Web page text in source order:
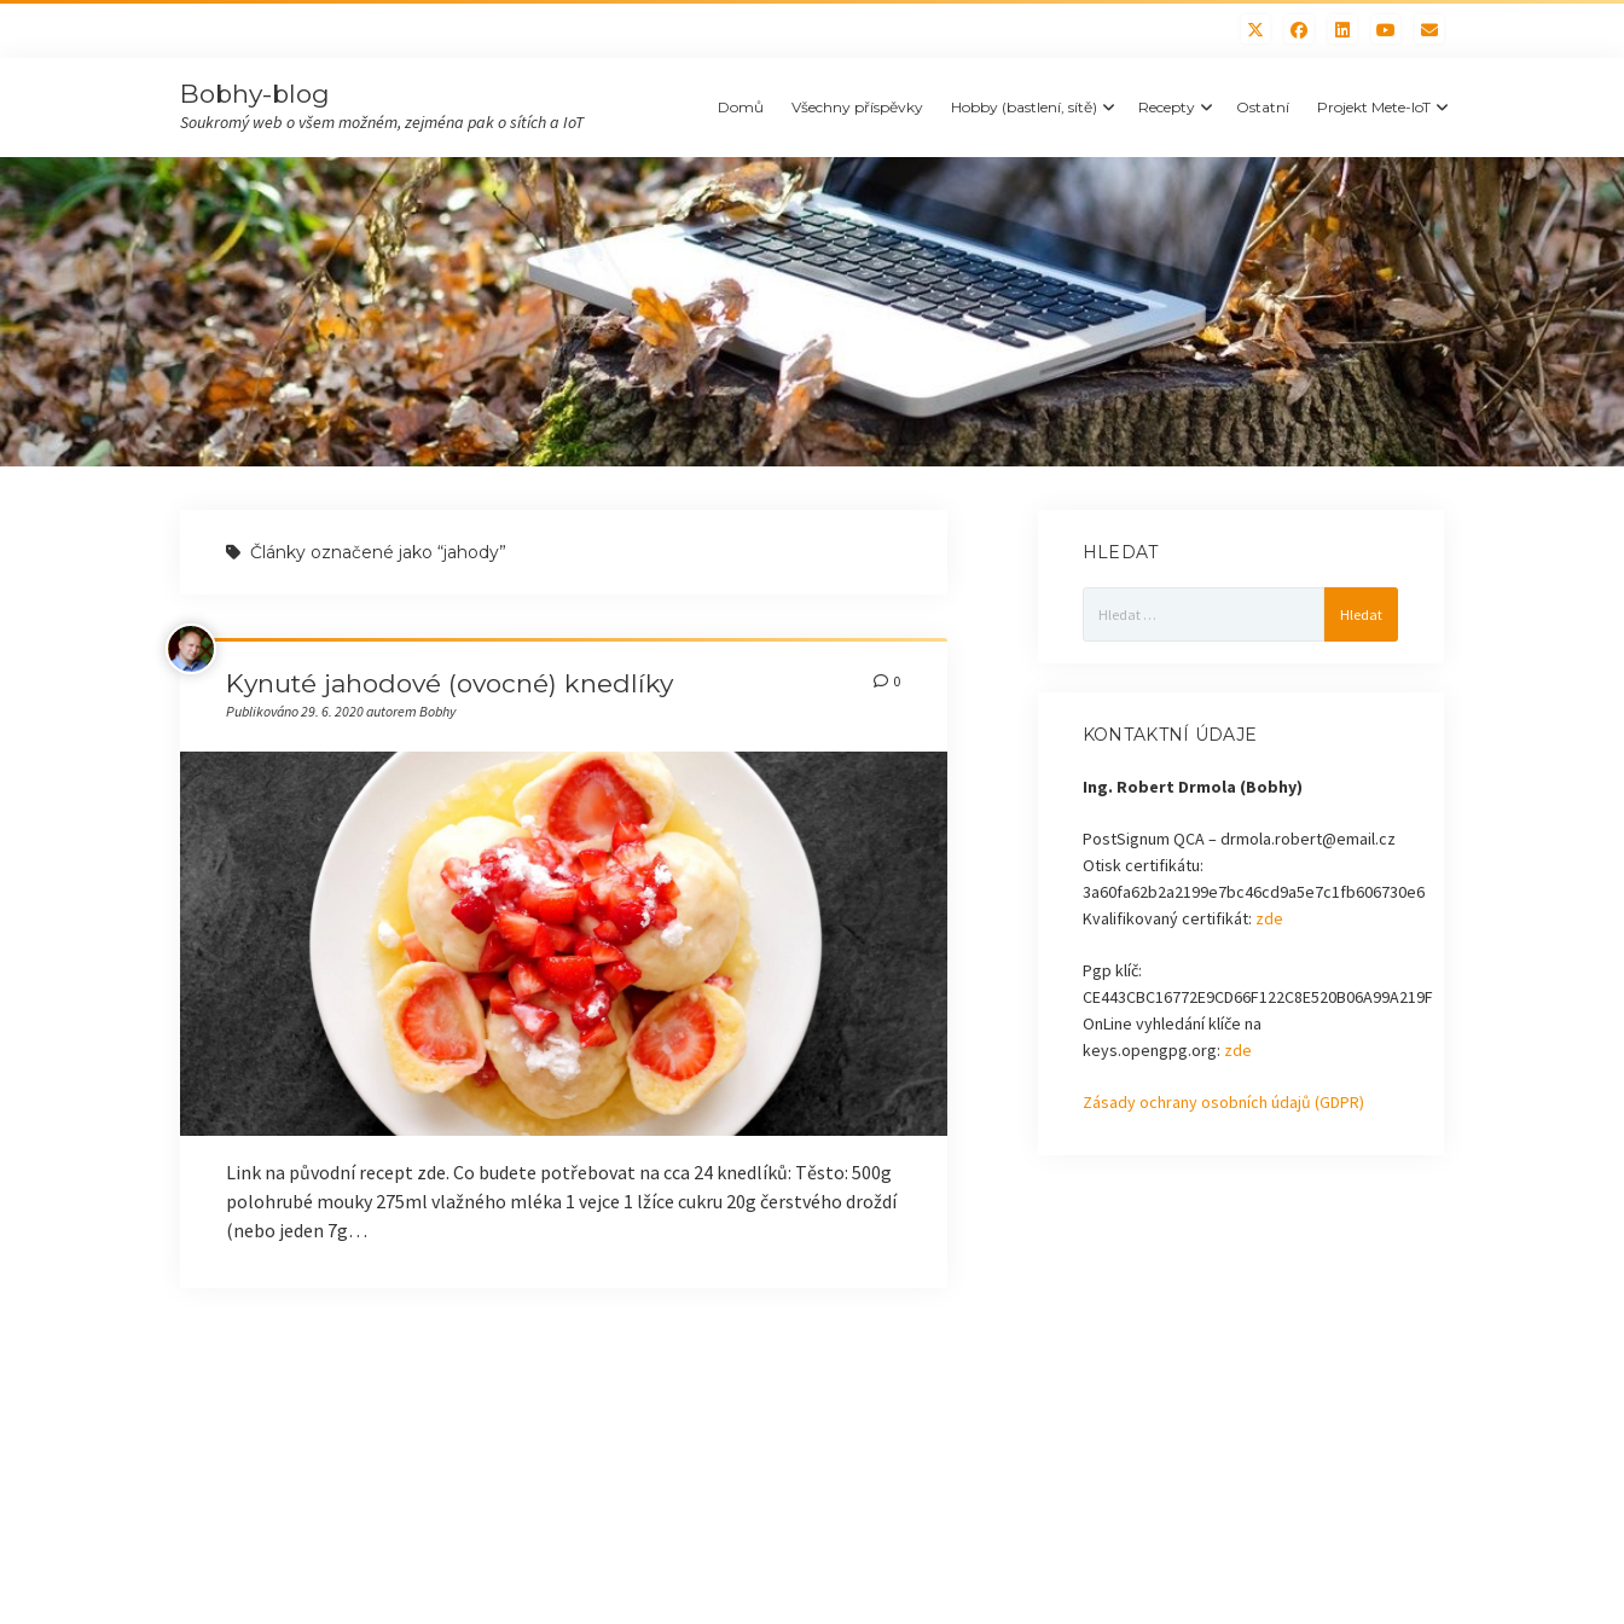
Bobhy-blog
Soukromý web o všem možném, zejména pak o sítích a IoT
Domů Všechny příspěvky Hobby (bastlení, sítě) Recepty Ostatní Projekt Mete-IoT
Články označené jako “jahody”
Kynuté jahodové (ovocné) knedlíky
Publikováno 29. 6. 2020 autorem Bobhy
0
Link na původní recept zde. Co budete potřebovat na cca 24 knedlíků: Těsto: 500g
polohrubé mouky 275ml vlažného mléka 1 vejce 1 lžíce cukru 20g čerstvého droždí
(nebo jeden 7g…
HLEDAT
KONTAKTNÍ ÚDAJE
Ing. Robert Drmola (Bobhy)
PostSignum QCA – drmola.robert@email.cz
Otisk certifikátu:
3a60fa62b2a2199e7bc46cd9a5e7c1fb606730e6
Kvalifikovaný certifikát: zde
Pgp klíč:
CE443CBC16772E9CD66F122C8E520B06A99A219F
OnLine vyhledání klíče na
keys.opengpg.org: zde
Zásady ochrany osobních údajů (GDPR)